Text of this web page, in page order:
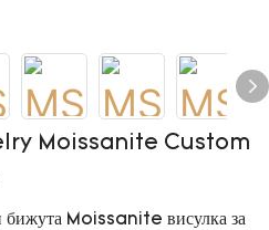
Moissanite Custom
Moissanite висулка за